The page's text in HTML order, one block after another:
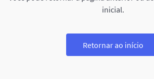
inicial.
Retornar ao início